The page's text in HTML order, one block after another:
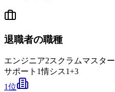
退職者の職種
エンジニア2スクラムマスター
サポート 1情シス1+3
1位